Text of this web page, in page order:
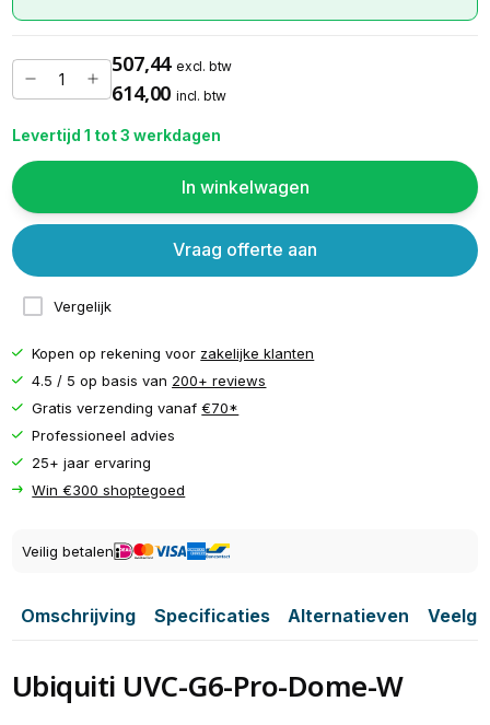
507,44 excl. btw
614,00 incl. btw
Levertijd 1 tot 3 werkdagen
In winkelwagen
Vergelijk
Vraag offerte aan
Kopen op rekening voor zakelijke klanten
4.5 / 5 op basis van 200+ reviews
Gratis verzending vanaf€70*
Professioneel advies
25+ jaar ervaring
Win €300 shoptegoed
Veilig betalen
Omschrijving Specificaties Alternatieven
Ubiquiti UVC-G6-Pro-Dome-W